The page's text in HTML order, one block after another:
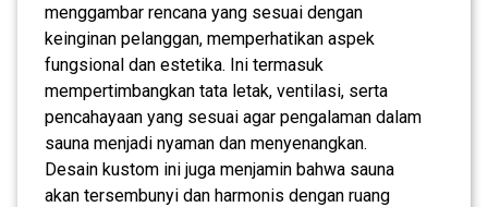
menggambar rencana yang sesuai dengan
keinginan pelanggan, memperhatikan aspek
fungsional dan estetika. Ini termasuk
mempertimbangkan tata letak, ventilasi, serta
pencahayaan yang sesuai agar pengalaman dalam
sauna menjadi nyaman dan menyenangkan.
Desain kustom ini juga menjamin bahwa sauna
akan tersembunyi dan harmonis dengan ruang